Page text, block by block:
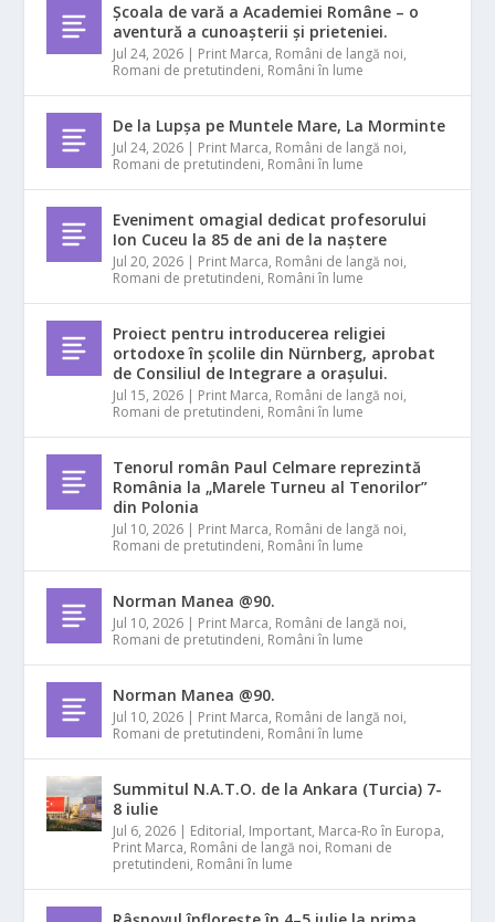
Școala de vară a Academiei Române – o
aventură a cunoașterii și prieteniei.
Jul 24, 2026 | Print Marca, Români de langă noi,
Romani de pretutindeni, Români în lume
De la Lupșa pe Muntele Mare, La Morminte
Jul 24, 2026 | Print Marca, Români de langă noi,
Romani de pretutindeni, Români în lume
Eveniment omagial dedicat profesorului
Ion Cuceu la 85 de ani de la naștere
Jul 20, 2026 | Print Marca, Români de langă noi,
Romani de pretutindeni, Români în lume
Proiect pentru introducerea religiei
ortodoxe în școlile din Nürnberg, aprobat
de Consiliul de Integrare a orașului.
Jul 15, 2026 | Print Marca, Români de langă noi,
Romani de pretutindeni, Români în lume
Tenorul român Paul Celmare reprezintă
România la „Marele Turneu al Tenorilor”
din Polonia
Jul 10, 2026 | Print Marca, Români de langă noi,
Romani de pretutindeni, Români în lume
Norman Manea @90.
Jul 10, 2026 | Print Marca, Români de langă noi,
Romani de pretutindeni, Români în lume
Norman Manea @90.
Jul 10, 2026 | Print Marca, Români de langă noi,
Romani de pretutindeni, Români în lume
Summitul N.A.T.O. de la Ankara (Turcia) 7-
8 iulie
Jul 6, 2026 | Editorial, Important, Marca-Ro în Europa,
Print Marca, Români de langă noi, Romani de
pretutindeni, Români în lume